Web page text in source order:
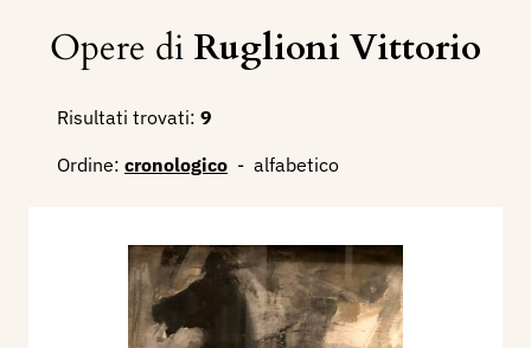
Opere di Ruglioni Vittorio
Risultati trovati: 9
Ordine: cronologico - alfabetico